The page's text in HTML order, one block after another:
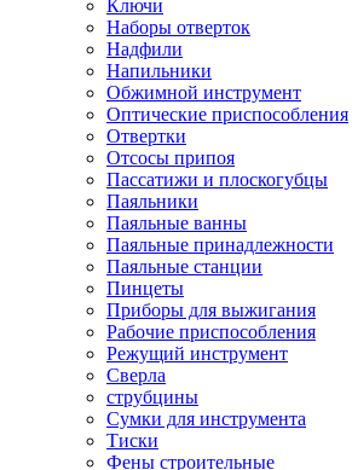
Ключи
Наборы отверток
Надфили
Напильники
Обжимной инструмент
Оптические приспособления
Отвертки
Отсосы припоя
Пассатижи и плоскогубцы
Паяльники
Паяльные ванны
Паяльные принадлежности
Паяльные станции
Пинцеты
Приборы для выжигания
Рабочие приспособления
Режущий инструмент
Сверла
струбцины
Сумки для инструмента
Тиски
Фены строительные